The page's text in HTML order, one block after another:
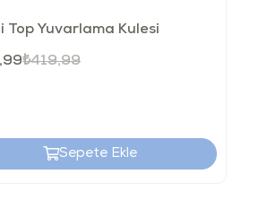
Top Yuvarlama Kulesi
₺419,99
Sepete Ekle